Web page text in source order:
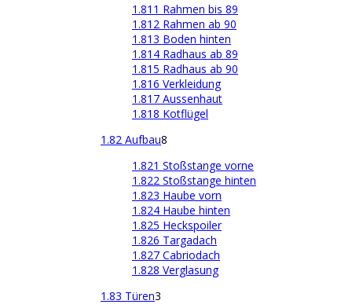
1.811 Rahmen bis 89
1.812 Rahmen ab 90
1.813 Boden hinten
1.814 Radhaus ab 89
1.815 Radhaus ab 90
1.816 Verkleidung
1.817 Aussenhaut
1.818 Kotflügel
1.82 Aufbau8
1.821 Stoßstange vorne
1.822 Stoßstange hinten
1.823 Haube vorn
1.824 Haube hinten
1.825 Heckspoiler
1.826 Targadach
1.827 Cabriodach
1.828 Verglasung
1.83 Türen3